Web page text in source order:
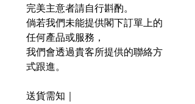
完美主意者請自行斟酌。
倘若我們未能提供閣下訂單上的
任何產品或服務，
我們會透過貴客所提供的聯絡方
式跟進。
送貨需知｜